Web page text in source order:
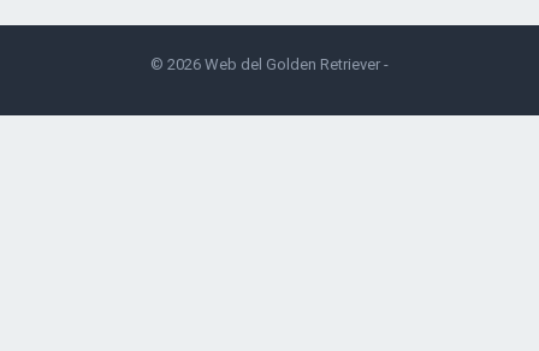
© 2026 Web del Golden Retriever -